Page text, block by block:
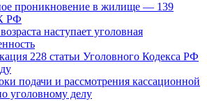
проникновение в жилище — 139
РФ
наступает уголовная
228 статьи Уголовного Кодекса РФ
подачи и рассмотрения кассационной
уголовному делу